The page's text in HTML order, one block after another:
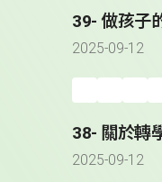
39- 做孩子
2025-09-12
38- 關於轉
2025-09-12